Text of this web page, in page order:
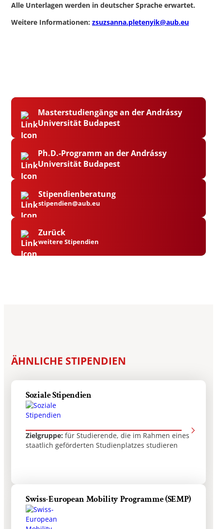
Alle Unterlagen werden in deutscher Sprache erwartet.
Weitere Informationen: zsuzsanna.pletenyik@aub.eu
Masterstudiengänge an der Andrássy
Universität Budapest
Ph.D.-Programm an der Andrássy
Universität Budapest
Stipendienberatung
stipendien@aub.eu
Zurück
weitere Stipendien
ÄHNLICHE STIPENDIEN
Soziale Stipendien
Zielgruppe: für Studierende, die im Rahmen eines
staatlich geförderten Studienplatzes studieren
Swiss-European Mobility Programme (SEMP)